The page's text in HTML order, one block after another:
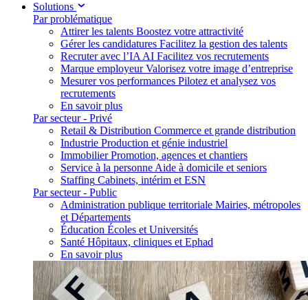
Solutions
Par problématique
Attirer les talents Boostez votre attractivité
Gérer les candidatures Facilitez la gestion des talents
Recruter avec l’IA AI Facilitez vos recrutements
Marque employeur Valorisez votre image d’entreprise
Mesurer vos performances Pilotez et analysez vos
recrutements
En savoir plus
Par secteur - Privé
Retail & Distribution Commerce et grande distribution
Industrie Production et génie industriel
Immobilier Promotion, agences et chantiers
Service à la personne Aide à domicile et seniors
Staffing Cabinets, intérim et ESN
Par secteur - Public
Administration publique territoriale Mairies, métropoles
et Départements
Éducation Écoles et Universités
Santé Hôpitaux, cliniques et Ephad
En savoir plus